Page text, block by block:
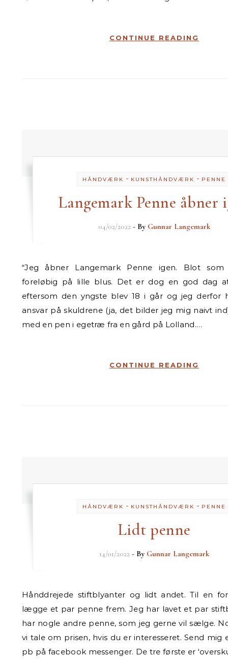
CONTINUE READING
HÅNDVÆRK - KUNSTHÅNDVÆRK - PENNE
Langemark Penne åbner
04/02/2022 - By Gunnar Langemark
“Jeg åbner Langemark Penne igen. Blot som et forsøg og
foreløbig på lille blus. Det er dog en god dag
eftersom den yngste blev 18 i går og jeg derfor
ansvar på skuldrene (ja, det bilder jeg mig naivt
med en pen i egetræ fra en gård på Lolland.…
CONTINUE READING
HÅNDVÆRK - KUNSTHÅNDVÆRK - PENNE
Lidt penne
14/01/2022 - By Gunnar Langemark
Hånddrejede stiftblyanter og lidt andet. Til en forandring vil jeg
lægge et par penne frem. Jeg har lavet et par
har nogle andre penne, som jeg gerne vil sælge.
vi tale om prisen, hvis du er interesseret. Send mig
pb på facebook messenger. De tre første er